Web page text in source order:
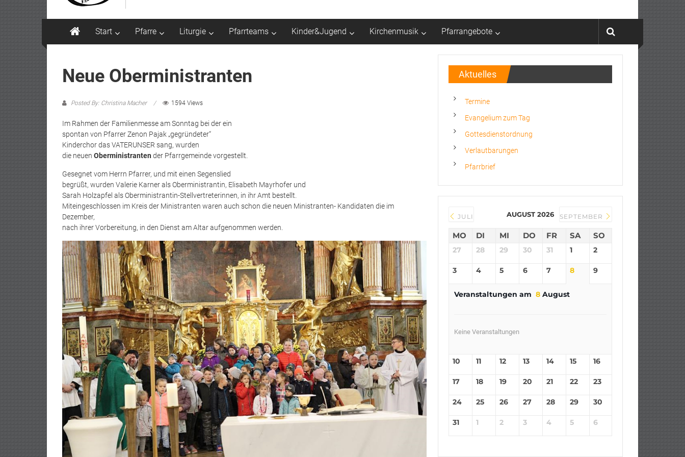
Start Pfarre Liturgie Pfarrteams Kinder&Jugend Kirchenmusik Pfarrangebote
Neue Oberministranten
Posted By: Christina Macher 1594 Views
Im Rahmen der Familienmesse am Sonntag bei der ein
spontan von Pfarrer Zenon Pajak „gegründeter“
Kinderchor das VATERUNSER sang, wurden
die neuen Oberministranten der Pfarrgemeinde vorgestellt.
Gesegnet vom Herrn Pfarrer, und mit einen Segenslied
begrüßt, wurden Valerie Karner als Oberministrantin, Elisabeth Mayrhofer und
Sarah Holzapfel als Oberministrantin-Stellvertreterinnen, in ihr Amt bestellt.
Miteingeschlossen im Kreis der Ministranten waren auch schon die neuen Ministranten- Kandidaten die im
Dezember,
nach ihrer Vorbereitung, in den Dienst am Altar aufgenommen werden.
Aktuelles
Termine
Evangelium zum Tag
Gottesdienstordnung
Verlautbarungen
Pfarrbrief
JULI AUGUST 2026 SEPTEMBER
MO DI MI DO FR SA SO
27 28 29 30 31 1 2
3 4 5 6 7 8 9
Veranstaltungen am 8 August
Keine Veranstaltungen
10 11 12 13 14 15 16
17 18 19 20 21 22 23
24 25 26 27 28 29 30
31 1 2 3 4 5 6